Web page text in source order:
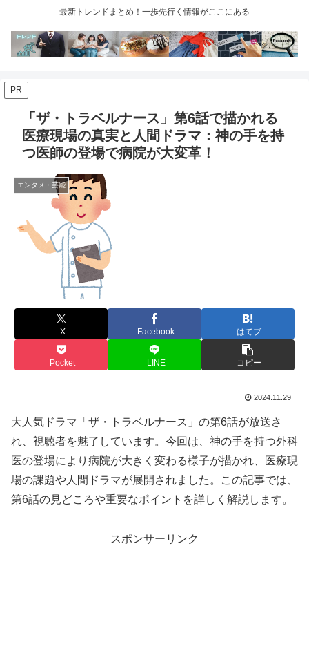
最新トレンドまとめ！一歩先行く情報がここにある
PR
「ザ・トラベルナース」第6話で描かれる
医療現場の真実と人間ドラマ：神の手を持
つ医師の登場で病院が大変革！
エンタメ・芸能
X Facebook はてブ
Pocket LINE コピー
2024.11.29
大人気ドラマ「ザ・トラベルナース」の第6話が放送さ
れ、視聴者を魅了しています。今回は、神の手を持つ外科
医の登場により病院が大きく変わる様子が描かれ、医療現
場の課題や人間ドラマが展開されました。この記事では、
第6話の見どころや重要なポイントを詳しく解説します。
スポンサーリンク